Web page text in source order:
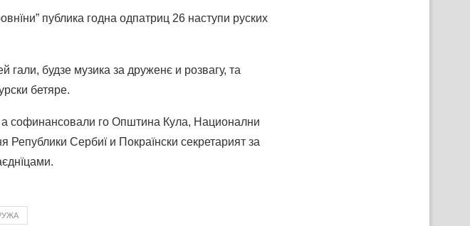
публика годна одпатриц 26 наступи руских
будзе музика за друженє и розвагу, та
бетяре.
софинансовали го Општина Кула, Национални
Сербиї и Покраїнски секретарият за